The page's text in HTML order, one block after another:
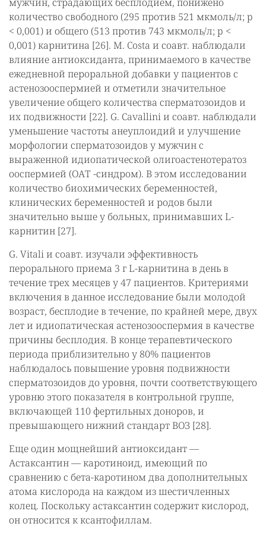
количество свободного (295 против 521 мкмоль/л; p
< 0,001) и общего (513 против 743 мкмоль/л; p <
0,001) карнитина [26]. M. Costa и соавт. наблюдали
влияние антиоксиданта, принимаемого в качестве
ежедневной пероральной добавки у пациентов с
астенозооспермией и отметили значительное
увеличение общего количества сперматозоидов и
их подвижности [22]. G. Cavallini и соавт. наблюдали
уменьшение частоты анеуплоидий и улучшение
морфологии сперматозоидов у мужчин с
выраженной идиопатической олигоастенотератоз
ооспермией (ОАТ -синдром). В этом исследовании
количество биохимических беременностей,
клинических беременностей и родов были
значительно выше у больных, принимавших L-
карнитин [27].
G. Vitali и соавт. изучали эффективность
перорального приема 3 г L-карнитина в день в
течение трех месяцев у 47 пациентов. Критериями
включения в данное исследование были молодой
возраст, бесплодие в течение, по крайней мере, двух
лет и идиопатическая астенозооспермия в качестве
причины бесплодия. В конце терапевтического
периода приблизительно у 80% пациентов
наблюдалось повышение уровня подвижности
сперматозоидов до уровня, почти соответствующего
уровню этого показателя в контрольной группе,
включающей 110 фертильных доноров, и
превышающего нижний стандарт ВОЗ [28].
Еще один мощнейший антиоксидант —
Астаксантин — каротиноид, имеющий по
сравнению с бета-каротином два дополнительных
атома кислорода на каждом из шестичленных
колец. Поскольку астаксантин содержит кислород,
он относится к ксантофиллам.